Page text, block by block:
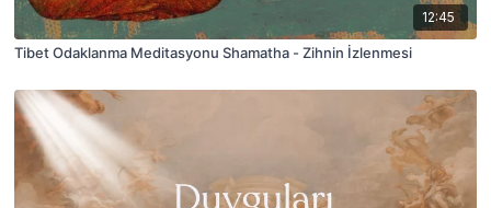
12:45
Tibet Odaklanma Meditasyonu Shamatha - Zihnin İzlenmesi